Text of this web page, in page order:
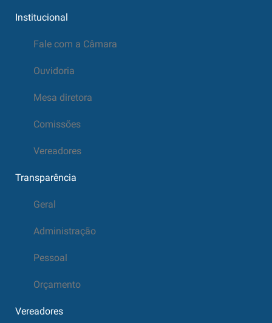
Institucional
Fale com a Câmara
Ouvidoria
Mesa diretora
Comissões
Vereadores
Transparência
Geral
Administração
Pessoal
Orçamento
Vereadores